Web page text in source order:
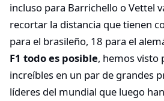
incluso para Barrichello o Vettel
recortar la distancia que tienen
para el brasileño, 18 para el
F1 todo es posible, hemos visto
increíbles en un par de grandes
líderes del mundial que luego